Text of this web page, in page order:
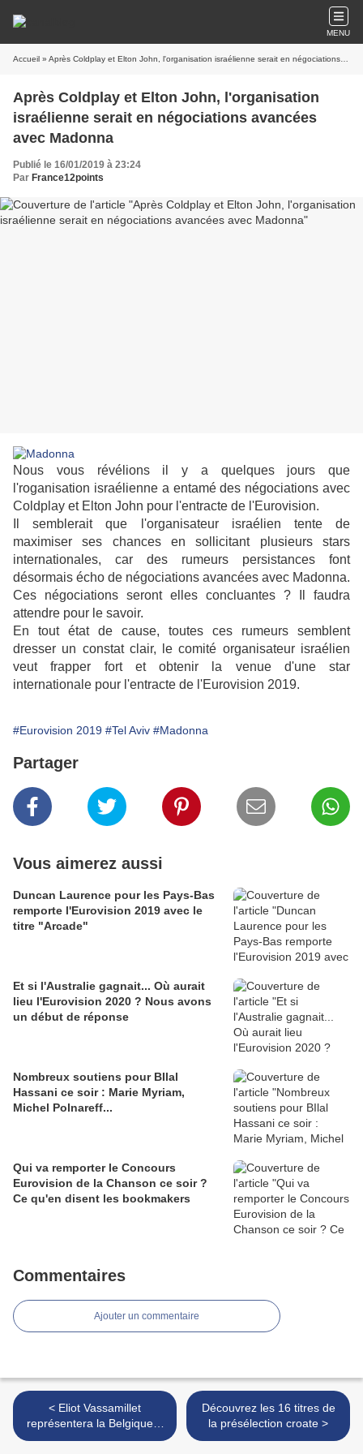
MENU
Accueil » Après Coldplay et Elton John, l'organisation israélienne serait en négociations avancées avec Madonna
Après Coldplay et Elton John, l'organisation
israélienne serait en négociations avancées
avec Madonna
Publié le 16/01/2019 à 23:24
Par France12points
Nous vous révélions il y a quelques jours que
l'roganisation israélienne a entamé des négociations avec
Coldplay et Elton John pour l'entracte de l'Eurovision.
Il semblerait que l'organisateur israélien tente de
maximiser ses chances en sollicitant plusieurs stars
internationales, car des rumeurs persistances font
désormais écho de négociations avancées avec Madonna.
Ces négociations seront elles concluantes ? Il faudra
attendre pour le savoir.
En tout état de cause, toutes ces rumeurs semblent
dresser un constat clair, le comité organisateur israélien
veut frapper fort et obtenir la venue d'une star
internationale pour l'entracte de l'Eurovision 2019.
#Eurovision 2019 #Tel Aviv #Madonna
Partager
Vous aimerez aussi
Duncan Laurence pour les Pays-Bas
remporte l'Eurovision 2019 avec le
titre "Arcade"
Et si l'Australie gagnait... Où aurait
lieu l'Eurovision 2020 ? Nous avons
un début de réponse
Nombreux soutiens pour BIlal
Hassani ce soir : Marie Myriam,
Michel Polnareff...
Qui va remporter le Concours
Eurovision de la Chanson ce soir ?
Ce qu'en disent les bookmakers
Commentaires
Ajouter un commentaire
< Eliot Vassamillet
représentera la Belgique à
Tel Aviv
Découvrez les 16 titres de
la présélection croate >